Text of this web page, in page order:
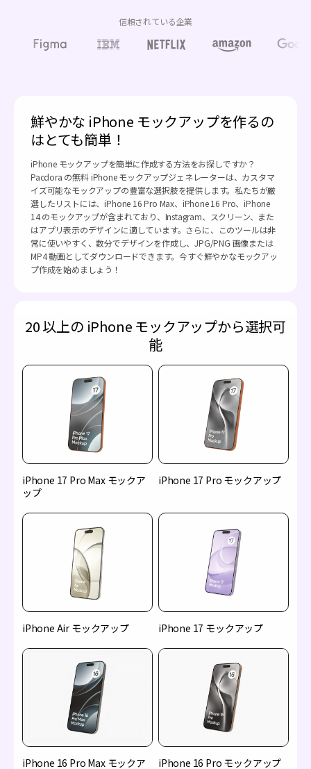
信頼されている企業
鮮やかな iPhone モックアップを作るの
はとても簡単！
iPhone モックアップを簡単に作成する方法をお探しですか？
Pacdora の無料 iPhone モックアップジェネレーターは、カスタマ
イズ可能なモックアップの豊富な選択肢を提供します。私たちが厳
選したリストには、iPhone 16 Pro Max、iPhone 16 Pro、iPhone
14 のモックアップが含まれており、Instagram、スクリーン、また
はアプリ表示のデザインに適しています。さらに、このツールは非
常に使いやすく、数分でデザインを作成し、JPG/PNG 画像または
MP4 動画としてダウンロードできます。今すぐ鮮やかなモックアッ
プ作成を始めましょう！
20 以上の iPhone モックアップから選択可
能
iPhone 17 Pro Max モックア
ップ
iPhone 17 Pro モックアップ
iPhone Air モックアップ iPhone 17 モックアップ
iPhone 16 Pro Max モックア
iPhone 16 Pro モックアップ